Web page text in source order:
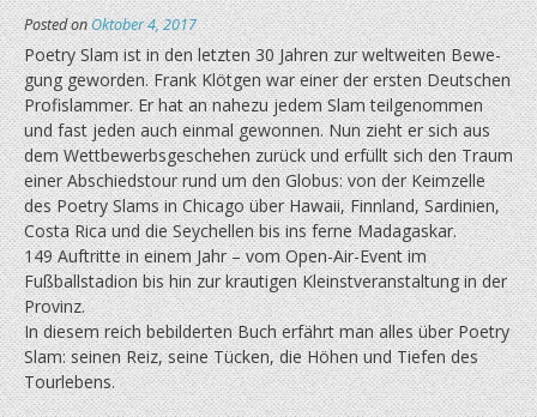
Posted onOktober 4, 2017
Poetry Slam ist in den letzten 30 Jahren zur weltweiten Bewe­
gung geworden. Frank Klötgen war einer der ersten Deutschen
Profislammer. Er hat an nahezu jedem Slam teilgenommen
und fast jeden auch einmal gewonnen. Nun zieht er sich aus
dem Wettbewerbsgeschehen zurück und erfüllt sich den Traum
einer Abschiedstour rund um den Globus: von der Keimzelle
des Poetry Slams in Chicago über Hawaii, Finnland, Sardinien,
Costa Rica und die Seychellen bis ins ferne Madagaskar.
149 Auftritte in einem Jahr – vom Open-Air-Event im
Fußballstadion bis hin zur krautigen Kleinstveranstaltung in der
Provinz.
In diesem reich bebilderten Buch erfährt man alles über Poetry
Slam: seinen Reiz, seine Tücken, die Höhen und Tiefen des
Tourlebens.